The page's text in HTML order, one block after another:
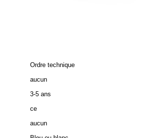
Ordre technique
aucun
3-5 ans
ce
aucun